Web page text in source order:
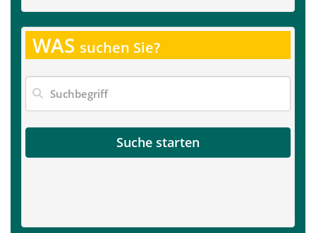
WAS suchen Sie?
Suche starten